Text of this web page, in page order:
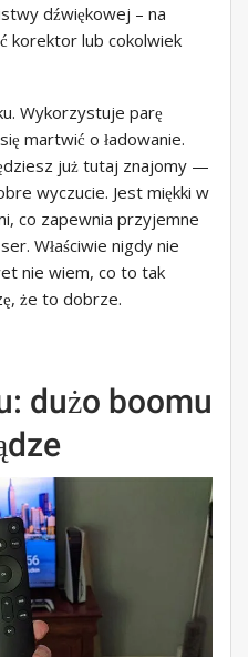
dźwiękowej – na
korektor lub cokolwiek
Wykorzystuje parę
martwić o ładowanie.
już tutaj znajomy —
wyczucie. Jest miękki w
co zapewnia przyjemne
Właściwie nigdy nie
nie wiem, co to tak
że to dobrze.
dużo boomu